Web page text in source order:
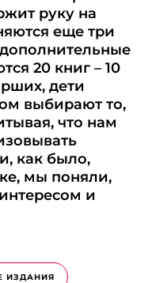
руку на
еще три
20 книг – 10
дети
выбирают то,
что нам
как было,
мы поняли,
и
ИЗДАНИЯ